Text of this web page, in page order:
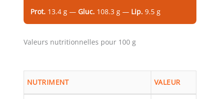
Prot. 13.4 g — Gluc. 108.3 g — Lip. 9.5 g
Valeurs nutritionnelles pour 100 g
NUTRIMENT VALEUR